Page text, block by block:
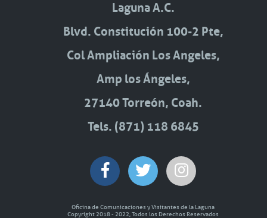
Laguna A.C.
Blvd. Constitución 100-2 Pte,
Col Ampliación Los Angeles,
Amp los Ángeles,
27140 Torreón, Coah.
Tels. (871) 118 6845
Oficina de Comunicaciones y Visitantes de la Laguna
Copyright 2018 - 2022, Todos los Derechos Reservados